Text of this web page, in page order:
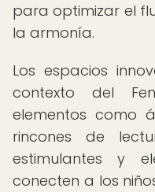
para optimizar el
la armonía.
Los espacios
contexto del
elementos como
rincones de
estimulantes y
conecten a los